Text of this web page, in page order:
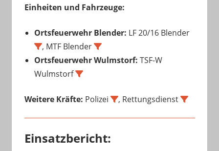
Einheiten und Fahrzeuge:
Ortsfeuerwehr Blender: LF 20/16 Blender
, MTF Blender
Ortsfeuerwehr Wulmstorf: TSF-W
Wulmstorf
Weitere Kräfte: Polizei , Rettungsdienst
Einsatzbericht: